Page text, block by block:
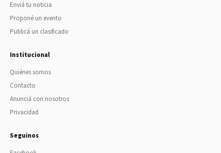
Enviá tu noticia
Proponé un evento
Publicá un clasificado
Institucional
Quiénes somos
Contacto
Anunciá con nosotros
Privacidad
Seguinos